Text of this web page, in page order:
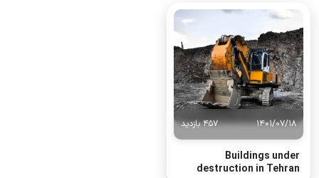
1401/07/18 457 بازدید
Buildings under
destruction in Tehran